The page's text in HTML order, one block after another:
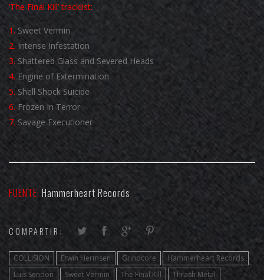
‘The Final Kill’ tracklist:
1. Sweet Vermin
2. Intense Infestation
3.Shattered Glass and Severed Heads
4. Engine of Extermination
5.Shell Shock Suicide
6. Frozen In Terror
7. Savage Executioner
FUENTE: Hammerheart Records
COMPARTIR:
COLLISION Erwin Hermsen Grindcore
Hammerheart Records
Luis Sendon
Sweet Vermin The Final Kill
Thrash Metal